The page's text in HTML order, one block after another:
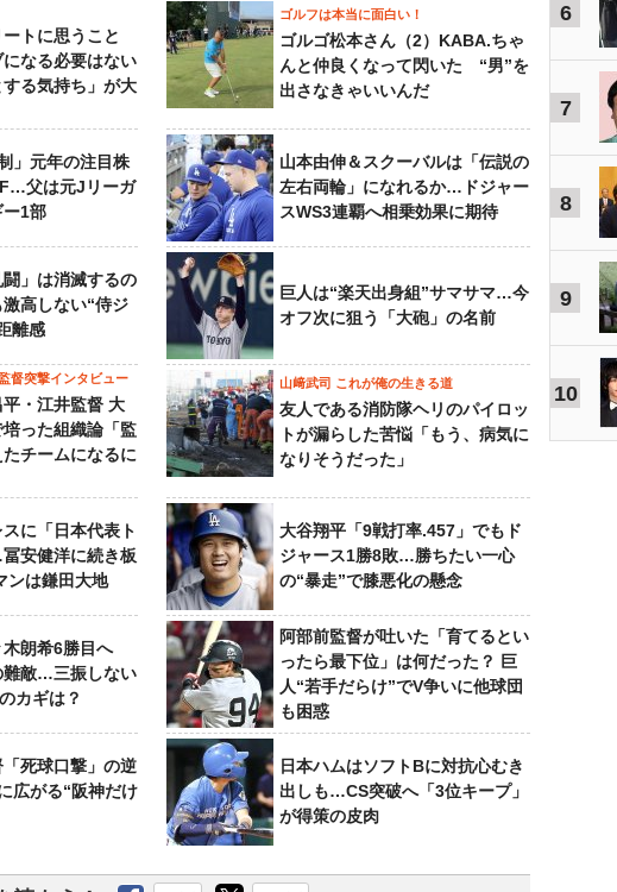
トに思うこと
なる必要はない
る気持ち」が大
ゴルフは本当に面白い！
ゴルゴ松本さん（2）KABA.ちゃ
んと仲良くなって閃いた “男”を
出さなきゃいいんだ
」元年の注目株
父は元Jリーガ
ー1部
山本由伸＆スクーバルは「伝説の
左右両輪」になれるか…ドジャー
スWS3連覇へ相乗効果に期待
」は消滅するの
高しない“侍ジ
離感
巨人は“楽天出身組”サマサマ…今
オフ次に狙う「大砲」の名前
督突撃インタビュー
・江井監督 大
った組織論「監
チームになるに
山﨑武司 これが俺の生きる道
友人である消防隊ヘリのパイロッ
トが漏らした苦悩「もう、病気に
なりそうだった」
に「日本代表ト
安健洋に続き板
ンは鎌田大地
大谷翔平「9戦打率.457」でもド
ジャース1勝8敗…勝ちたい一心
の“暴走”で膝悪化の懸念
木朗希6勝目へ
難敵…三振しない
カギは？
阿部前監督が吐いた「育てるとい
ったら最下位」は何だった？ 巨
人“若手だらけ”でV争いに他球団
も困惑
死球口撃」の逆
広がる“阪神だけ
日本ハムはソフトBに対抗心むき
出しも…CS突破へ「3位キープ」
が得策の皮肉
6
7
8
9
10